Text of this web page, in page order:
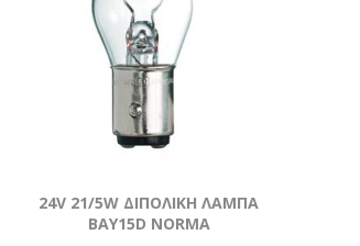
24V 21/5W ΔΙΠΟΛΙΚΗ ΛΑΜΠΑ
BAΥ15D NORMA